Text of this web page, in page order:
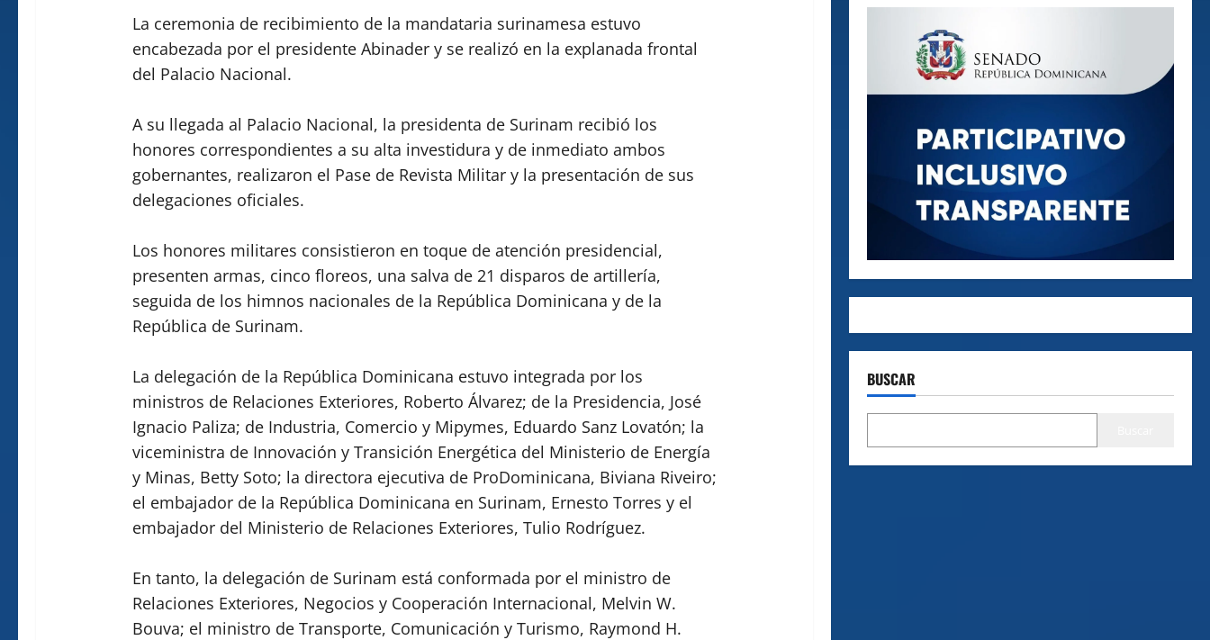
La ceremonia de recibimiento de la mandataria surinamesa estuvo
encabezada por el presidente Abinader y se realizó en la explanada frontal
del Palacio Nacional.
A su llegada al Palacio Nacional, la presidenta de Surinam recibió los
honores correspondientes a su alta investidura y de inmediato ambos
gobernantes, realizaron el Pase de Revista Militar y la presentación de sus
delegaciones oficiales.
Los honores militares consistieron en toque de atención presidencial,
presenten armas, cinco floreos, una salva de 21 disparos de artillería,
seguida de los himnos nacionales de la República Dominicana y de la
República de Surinam.
La delegación de la República Dominicana estuvo integrada por los
ministros de Relaciones Exteriores, Roberto Álvarez; de la Presidencia, José
Ignacio Paliza; de Industria, Comercio y Mipymes, Eduardo Sanz Lovatón; la
viceministra de Innovación y Transición Energética del Ministerio de Energía
y Minas, Betty Soto; la directora ejecutiva de ProDominicana, Biviana Riveiro;
el embajador de la República Dominicana en Surinam, Ernesto Torres y el
embajador del Ministerio de Relaciones Exteriores, Tulio Rodríguez.
En tanto, la delegación de Surinam está conformada por el ministro de
Relaciones Exteriores, Negocios y Cooperación Internacional, Melvin W.
Bouva; el ministro de Transporte, Comunicación y Turismo, Raymond H.
BUSCAR